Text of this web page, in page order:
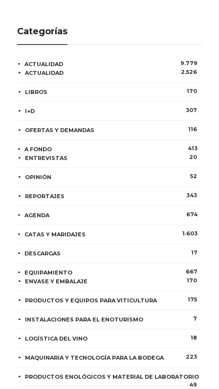
Categorías
ACTUALIDAD
9.779
ACTUALIDAD
2.526
LIBROS 170
I+D 307
OFERTAS Y DEMANDAS 116
A FONDO
413
ENTREVISTAS
20
OPINIÓN 52
REPORTAJES 343
AGENDA 674
CATAS Y MARIDAJES 1.603
DESCARGAS 17
EQUIPAMIENTO
667
ENVASE Y EMBALAJE
170
PRODUCTOS Y EQUIPOS PARA VITICULTURA 175
INSTALACIONES PARA EL ENOTURISMO 7
LOGÍSTICA DEL VINO 18
MAQUINARIA Y TECNOLOGÍA PARA LA BODEGA 223
PRODUCTOS ENOLÓGICOS Y MATERIAL DE LABORATORIO
49